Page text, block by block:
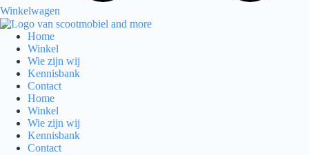
Winkelwagen
Home
Winkel
Wie zijn wij
Kennisbank
Contact
Home
Winkel
Wie zijn wij
Kennisbank
Contact